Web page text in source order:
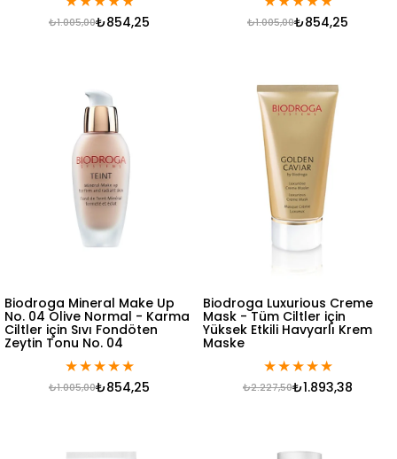
₺854,25
₺1.005,00 ₺854,25
₺1.005,00
Biodroga Mineral Make Up
No. 04 Olive Normal - Karma
Ciltler için Sıvı Fondöten
Zeytin Tonu No. 04
★★★★★
₺854,25
₺1.005,00
Biodroga Luxurious Creme
Mask - Tüm Ciltler için
Yüksek Etkili Havyarlı Krem
Maske
★★★★★
₺1.893,38
₺2.227,50